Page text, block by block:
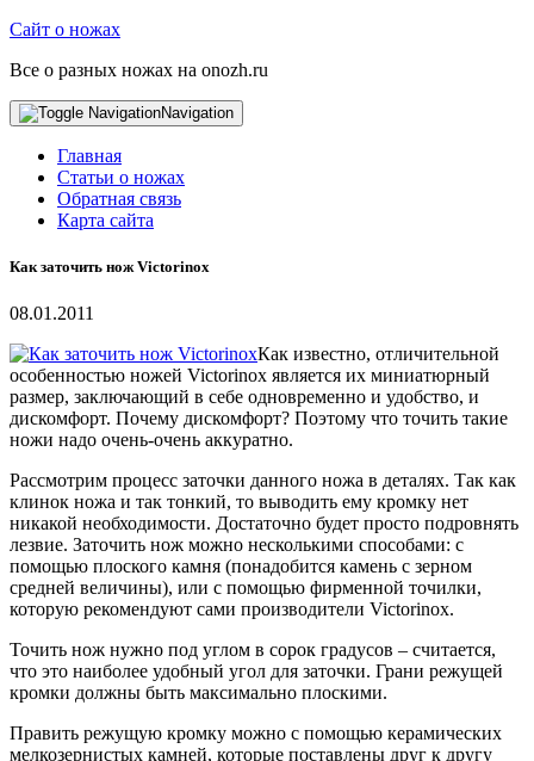
Сайт о ножах
Все о разных ножах на onozh.ru
Navigation
Главная
Статьи о ножах
Обратная связь
Карта сайта
Как заточить нож Victorinox
08.01.2011
Как известно, отличительной
особенностью ножей Victorinox является их миниатюрный
размер, заключающий в себе одновременно и удобство, и
дискомфорт. Почему дискомфорт? Поэтому что точить такие
ножи надо очень-очень аккуратно.
Рассмотрим процесс заточки данного ножа в деталях. Так как
клинок ножа и так тонкий, то выводить ему кромку нет
никакой необходимости. Достаточно будет просто подровнять
лезвие. Заточить нож можно несколькими способами: с
помощью плоского камня (понадобится камень с зерном
средней величины), или с помощью фирменной точилки,
которую рекомендуют сами производители Victorinox.
Точить нож нужно под углом в сорок градусов – считается,
что это наиболее удобный угол для заточки. Грани режущей
кромки должны быть максимально плоскими.
Править режущую кромку можно с помощью керамических
мелкозернистых камней, которые поставлены друг к другу